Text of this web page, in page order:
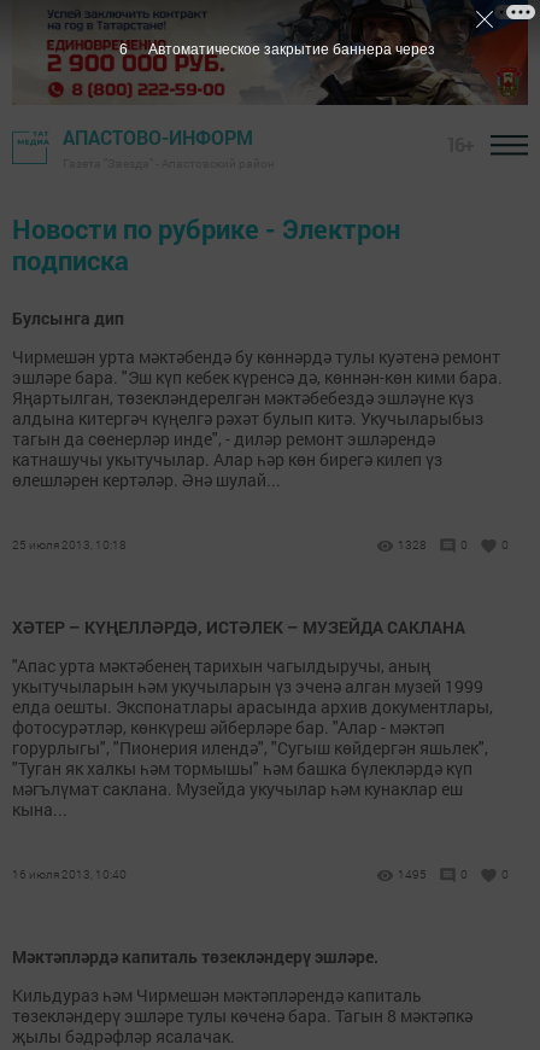
АПАСТОВО-ИНФОРМ
Новости по рубрике - Электрон
подписка
Булсынга дип
Чирмешән урта мәктәбендә бу көннәрдә тулы куәтенә ремонт
эшләре бара. "Эш күп кебек күренсә дә, көннән-көн кими бара.
Яңартылган, төзекләндерелгән мәктәбебездә эшләүне күз
алдына китергәч күңелгә рәхәт булып китә. Укучыларыбыз
тагын да сөенерләр инде", - диләр ремонт эшләрендә
катнашучы укытучылар. Алар һәр көн бирегә килеп үз
өлешләрен кертәләр. Әнә шулай...
25 июля 2013, 10:18 1328 0 0
ХӘТЕР – КҮҢЕЛЛӘРДӘ, ИСТӘЛЕК – МУЗЕЙДА САКЛАНА
"Апас урта мәктәбенең тарихын чагылдыручы, аның
укытучыларын һәм укучыларын үз эченә алган музей 1999
елда оешты. Экспонатлары арасында архив документлары,
фотосурәтләр, көнкүреш әйберләре бар. "Алар - мәктәп
горурлыгы", "Пионерия илендә", "Сугыш көйдергән яшьлек",
"Туган як халкы һәм тормышы" һәм башка бүлекләрдә күп
мәгълүмат саклана. Музейда укучылар һәм кунаклар еш
кына...
16 июля 2013, 10:40 1495 0 0
Мәктәпләрдә капиталь төзекләндерү эшләре.
Кильдураз һәм Чирмешән мәктәпләрендә капиталь
төзекләндерү эшләре тулы көченә бара. Тагын 8 мәктәпкә
җылы бәдрәфләр ясалачак.
5 Автоматическое закрытие баннера через